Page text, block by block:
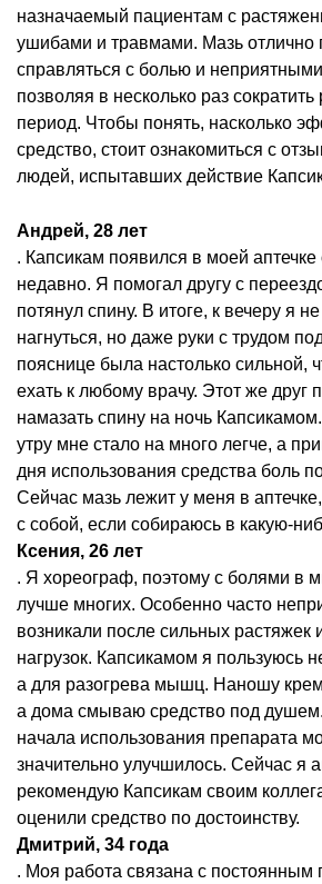
назначаемый пациентам с
ушибами и травмами. Мазь отлично
справляться с болью и
позволяя в несколько раз
период. Чтобы понять, насколько
средство, стоит ознакомиться с
людей, испытавших действие
Андрей, 28 лет
. Капсикам появился в моей аптечке
недавно. Я помогал другу с
потянул спину. В итоге, к вечеру я
нагнуться, но даже руки с трудом
пояснице была настолько сильной,
ехать к любому врачу. Этот же друг
намазать спину на ночь
утру мне стало на много легче, а
дня использования средства боль
Сейчас мазь лежит у меня в
с собой, если собираюсь в какую-
Ксения, 26 лет
. Я хореограф, поэтому с болями в
лучше многих. Особенно часто
возникали после сильных растяжек
нагрузок. Капсикамом я пользуюсь
а для разогрева мышц. Наношу
а дома смываю средство под
начала использования препарата
значительно улучшилось. Сейчас я
рекомендую Капсикам своим
оценили средство по достоинству.
Дмитрий, 34 года
. Моя работа связана с